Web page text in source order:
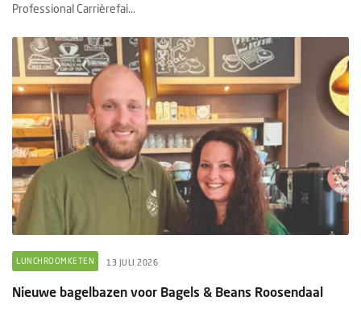
Professional Carrièrefai...
LUNCHROOMKETEN 13 JULI 2026
Nieuwe bagelbazen voor Bagels & Beans Roosendaal